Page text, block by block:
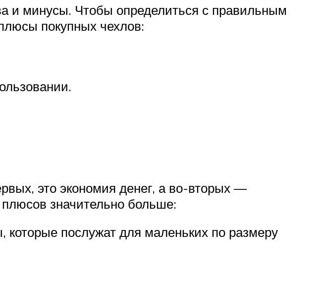
и минусы. Чтобы определиться с правильным
покупных чехлов:
это экономия денег, а во-вторых —
значительно больше:
послужат для маленьких по размеру